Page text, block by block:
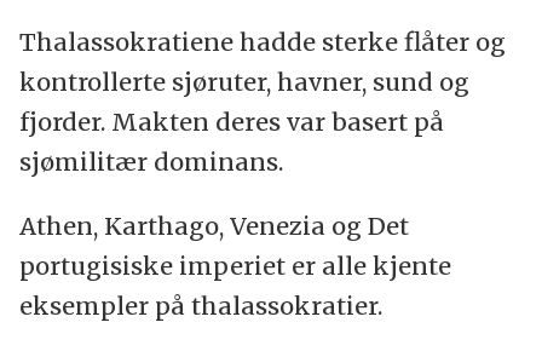
Thalassokratiene hadde sterke flåter og
kontrollerte sjøruter, havner, sund og
fjorder. Makten deres var basert på
sjømilitær dominans.
Athen, Karthago, Venezia og Det
portugisiske imperiet er alle kjente
eksempler på thalassokratier.